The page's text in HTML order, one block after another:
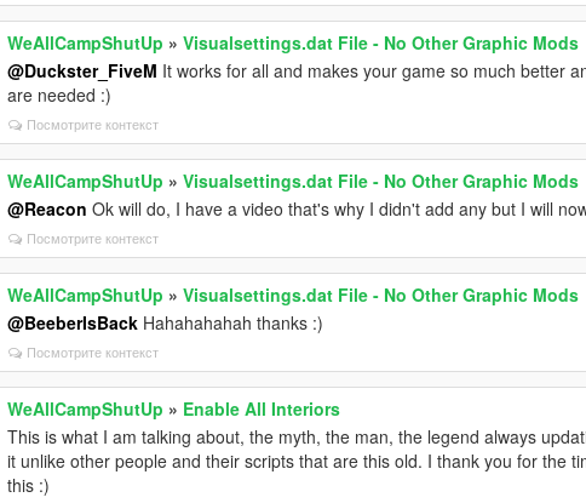
WeAllCampShutUp »Visualsettings.dat File - No Other Graphic Mods
@Duckster_FiveM It works for all and makes your game so much better
are needed :)
Посмотрите контекст
WeAllCampShutUp »Visualsettings.dat File - No Other Graphic Mods
@Reacon Ok will do, I have a video that's why I didn't add any but I will
Посмотрите контекст
WeAllCampShutUp »Visualsettings.dat File - No Other Graphic Mods
@BeeberIsBack Hahahahahah thanks :)
Посмотрите контекст
WeAllCampShutUp » Enable All Interiors
This is what I am talking about, the myth, the man, the legend always
it unlike other people and their scripts that are this old. I thank you for the
this :)